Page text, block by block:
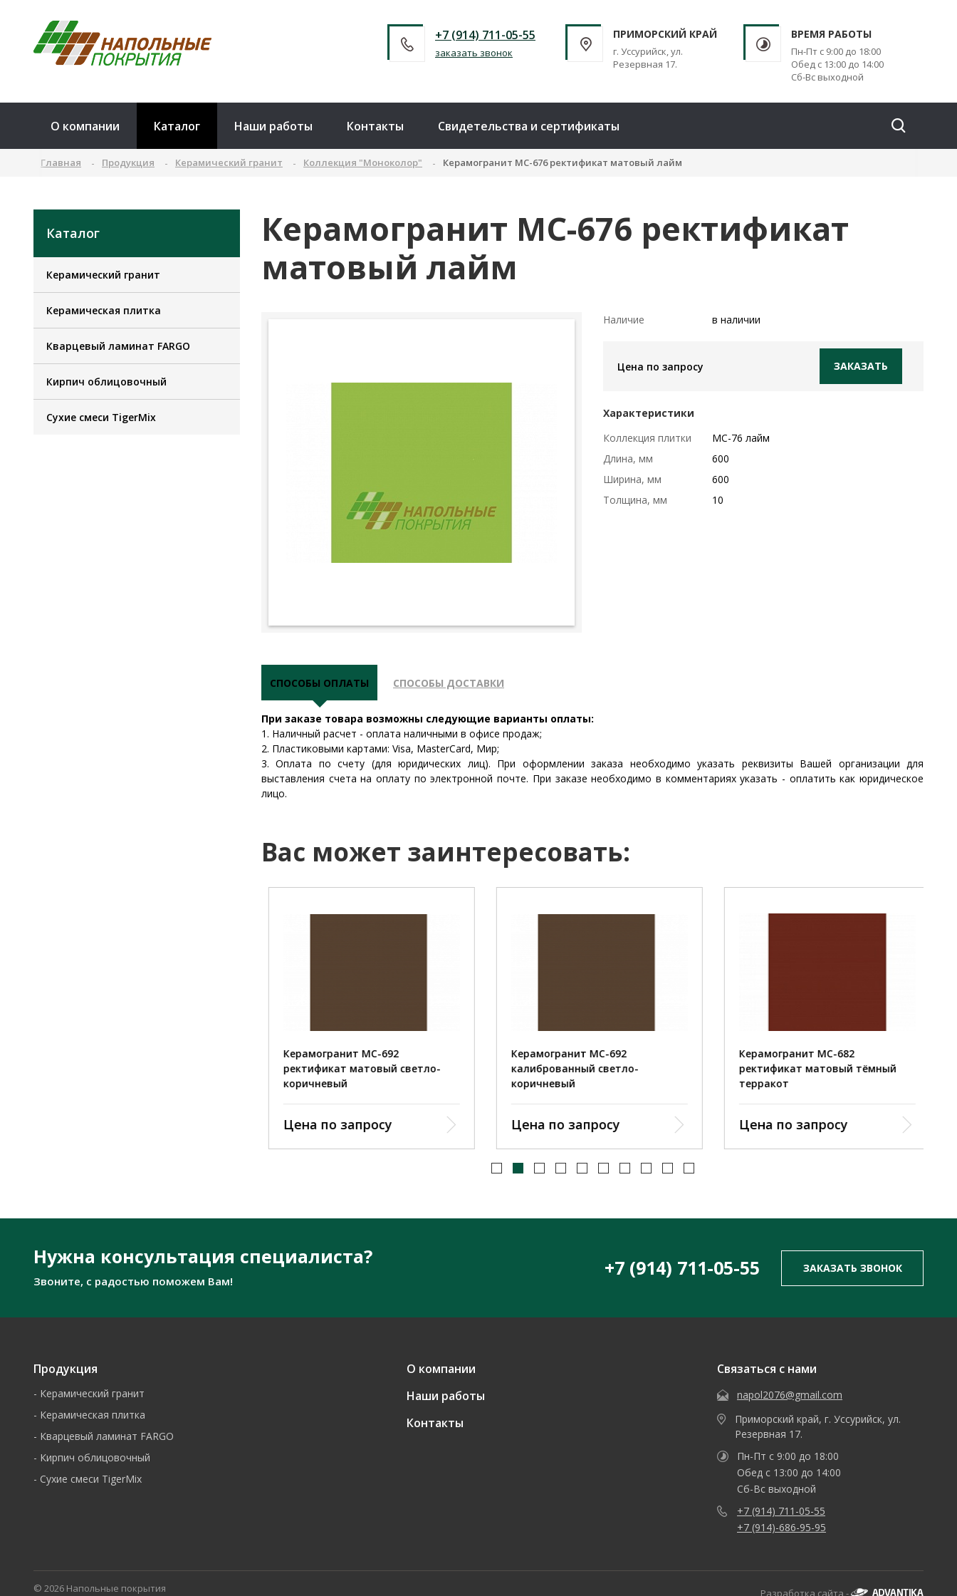
+7 (914) 711-05-55
заказать звонок
ПРИМОРСКИЙ КРАЙ
г. Уссурийск, ул.
Резервная 17.
ВРЕМЯ РАБОТЫ
Пн-Пт с 9:00 до 18:00
Обед с 13:00 до 14:00
Сб-Вс выходной
О компании Каталог Наши работы Контакты Свидетельства и сертификаты
Главная Продукция Керамический гранит Коллекция "Моноколор" Керамогранит MC-676 ректификат матовый лайм
Каталог
Керамический гранит
Керамическая плитка
Кварцевый ламинат FARGO
Кирпич облицовочный
Сухие смеси TigerMix
Керамогранит MC-676 ректификат
матовый лайм
Наличие в наличии
Цена по запросу ЗАКАЗАТЬ
Характеристики
Коллекция плитки
MC-76 лайм
Длина, мм
600
Ширина, мм
600
Толщина, мм
10
СПОСОБЫ ОПЛАТЫ СПОСОБЫ ДОСТАВКИ
При заказе товара возможны следующие варианты оплаты:
1. Наличный расчет - оплата наличными в офисе продаж;
2. Пластиковыми картами: Visa, MasterCard, Мир;
3. Оплата по счету (для юридических лиц). При оформлении заказа необходимо указать реквизиты Вашей организации для
выставления счета на оплату по электронной почте. При заказе необходимо в комментариях указать - оплатить как юридическое
лицо.
Вас может заинтересовать:
Керамогранит MC-692
ректификат матовый светло-
коричневый
Цена по запросу
Керамогранит MC-692
калиброванный светло-
коричневый
Цена по запросу
Керамогранит MC-682
ректификат матовый тёмный
терракот
Цена по запросу
Нужна консультация специалиста?
Звоните, с радостью поможем Вам!
+7 (914) 711-05-55 ЗАКАЗАТЬ ЗВОНОК
Продукция
- Керамический гранит
- Керамическая плитка
- Кварцевый ламинат FARGO
- Кирпич облицовочный
- Сухие смеси TigerMix
О компании
Наши работы
Контакты
Связаться с нами
napol2076@gmail.com
Приморский край, г. Уссурийск, ул.
Резервная 17.
Пн-Пт с 9:00 до 18:00
Обед с 13:00 до 14:00
Сб-Вс выходной
+7 (914) 711-05-55
+7 (914)-686-95-95
© 2026 Напольные покрытия
Разработка сайта -